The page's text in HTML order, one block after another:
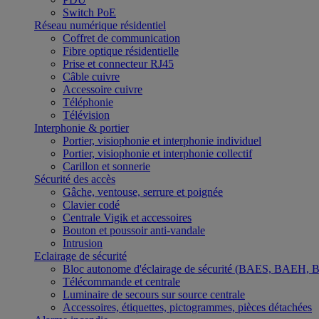
Switch PoE
Réseau numérique résidentiel
Coffret de communication
Fibre optique résidentielle
Prise et connecteur RJ45
Câble cuivre
Accessoire cuivre
Téléphonie
Télévision
Interphonie & portier
Portier, visiophonie et interphonie individuel
Portier, visiophonie et interphonie collectif
Carillon et sonnerie
Sécurité des accès
Gâche, ventouse, serrure et poignée
Clavier codé
Centrale Vigik et accessoires
Bouton et poussoir anti-vandale
Intrusion
Eclairage de sécurité
Bloc autonome d'éclairage de sécurité (BAES,
Télécommande et centrale
Luminaire de secours sur source centrale
Accessoires, étiquettes, pictogrammes, pièces détachées